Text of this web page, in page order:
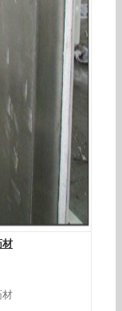
材
材
箱/精密恒温